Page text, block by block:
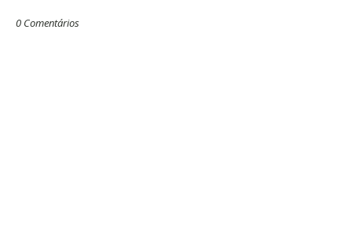
0 Comentários